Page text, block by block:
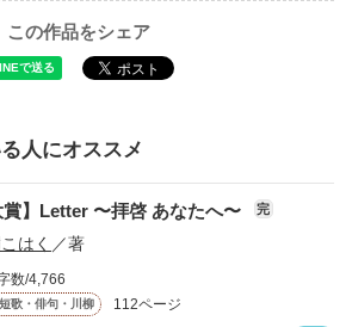
この作品をシェア
人にオススメ
賞】Letter 〜拝啓 あなたへ〜 完
はく ／著
数/4,766
歌・俳句・川柳 112ページ